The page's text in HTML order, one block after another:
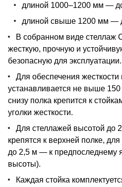
длиной 1000–1200 мм — до
длиной свыше 1200 мм —
В собранном виде стеллаж
жесткую, прочную и
безопасную для эксплуатации.
Для обеспечения
устанавливается не выше
снизу полка крепится к
уголки жесткости.
Для стеллажей высотой до
крепятся к верхней полке,
до 2,5 м — к предпоследнему
высоты).
Каждая стойка